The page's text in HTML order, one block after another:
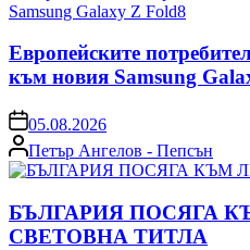
Европейските
към новия Samsung
on05.08.2026
Posted
by
Петър Ангелов - Пепсън
БЪЛГАРИЯ ПОСЯГА
СВЕТОВНА ТИТЛА